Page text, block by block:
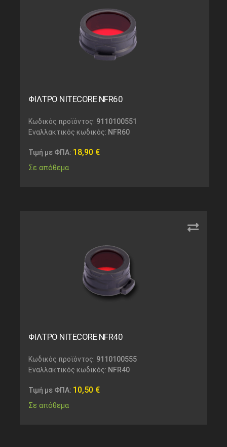
ΦΙΛΤΡΟ NITECORE NFR60
Κωδικός προϊόντος: 9110100551
Εναλλακτικός κωδικός: NFR60
Τιμή με ΦΠΑ: 18,90 €
Σε απόθεμα
ΦΙΛΤΡΟ NITECORE NFR40
Κωδικός προϊόντος: 9110100555
Εναλλακτικός κωδικός: NFR40
Τιμή με ΦΠΑ: 10,50 €
Σε απόθεμα